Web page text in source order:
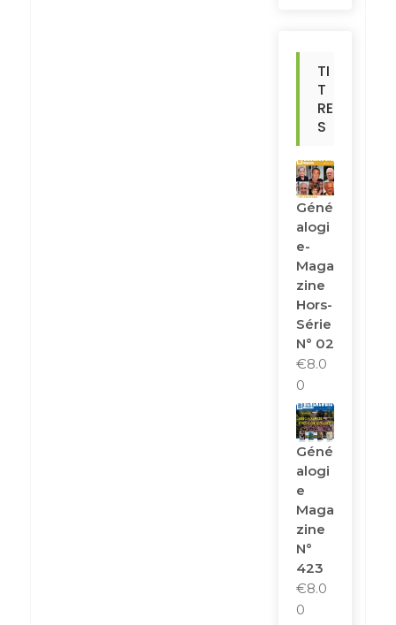
TI
T
RE
S
Géné
Alogi
E-
Maga
Zine
Hors-
Série
N° 02
€8.0
0
Géné
Alogi
E
Maga
Zine
N°
423
€8.0
0